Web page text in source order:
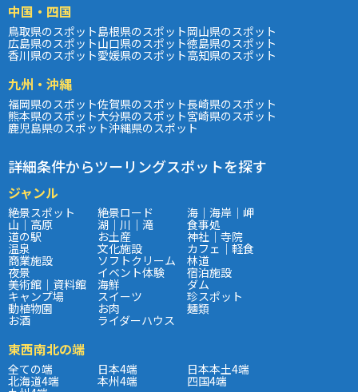
中国・四国
鳥取県のスポット島根県のスポット岡山県のスポット
広島県のスポット山口県のスポット徳島県のスポット
香川県のスポット愛媛県のスポット高知県のスポット
九州・沖縄
福岡県のスポット佐賀県のスポット長崎県のスポット
熊本県のスポット大分県のスポット宮崎県のスポット
鹿児島県のスポット沖縄県のスポット
詳細条件からツーリングスポットを探す
ジャンル
絶景スポット 絶景ロード 海｜海岸｜岬
山｜高原 湖｜川｜滝 食事処
道の駅 お土産 神社｜寺院
温泉 文化施設 カフェ｜軽食
商業施設 ソフトクリーム 林道
夜景 イベント体験 宿泊施設
美術館｜資料館 海鮮 ダム
キャンプ場 スイーツ 珍スポット
動植物園 お肉 麺類
お酒 ライダーハウス
東西南北の端
全ての端 日本4端 日本本土4端
北海道4端 本州4端 四国4端